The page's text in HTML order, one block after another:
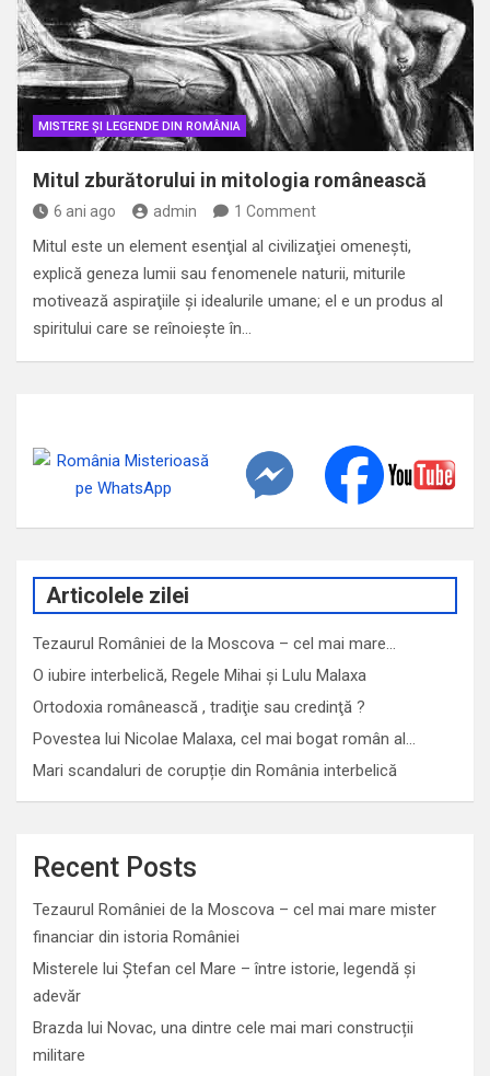
MISTERE ȘI LEGENDE DIN ROMÂNIA
Mitul zburătorului in mitologia românească
6 ani ago admin 1 Comment
Mitul este un element esenţial al civilizaţiei omeneşti,
explică geneza lumii sau fenomenele naturii, miturile
motivează aspiraţiile şi idealurile umane; el e un produs al
spiritului care se reînoieşte în…
Articolele zilei
Tezaurul României de la Moscova – cel mai mare…
O iubire interbelică, Regele Mihai și Lulu Malaxa
Ortodoxia românească , tradiţie sau credinţă ?
Povestea lui Nicolae Malaxa, cel mai bogat român al…
Mari scandaluri de corupție din România interbelică
Recent Posts
Tezaurul României de la Moscova – cel mai mare mister
financiar din istoria României
Misterele lui Ștefan cel Mare – între istorie, legendă și
adevăr
Brazda lui Novac, una dintre cele mai mari construcții
militare